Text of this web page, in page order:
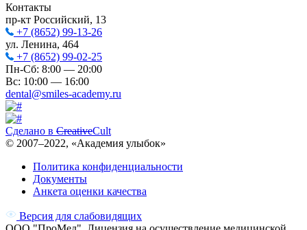
Контакты
пр-кт Российский, 13
+7 (8652) 99-13-26
ул. Ленина, 464
+7 (8652) 99-02-25
Пн-Сб: 8:00 — 20:00
Вс: 10:00 — 16:00
dental@smiles-academy.ru
Сделано в CreativeCult
© 2007–2022, «Академия улыбок»
Политика конфиденциальности
Документы
Анкета оценки качества
Версия для слабовидящих